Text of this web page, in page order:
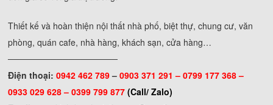
Thiết kế và hoàn thiện nội thất nhà phố, biệt thự, chung cư, văn
phòng, quán cafe, nhà hàng, khách sạn, cửa hàng…
──────────────────
Điện thoại:0942 462 789–0903 371 291 –0799 177 368 –
0933 029 628 – 0399 799 877(Call/ Zalo)